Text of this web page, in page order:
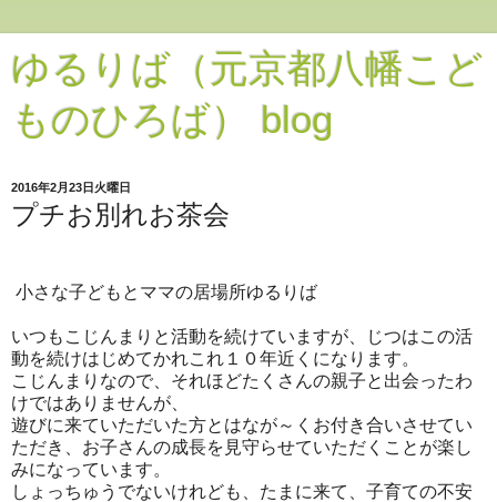
ゆるりば（元京都八幡こど
ものひろば） blog
2016年2月23日火曜日
プチお別れお茶会
小さな子どもとママの居場所ゆるりば
いつもこじんまりと活動を続けていますが、じつはこの活
動を続けはじめてかれこれ１０年近くになります。
こじんまりなので、それほどたくさんの親子と出会ったわ
けではありませんが、
遊びに来ていただいた方とはなが～くお付き合いさせてい
ただき、お子さんの成長を見守らせていただくことが楽し
みになっています。
しょっちゅうでないけれども、たまに来て、子育ての不安